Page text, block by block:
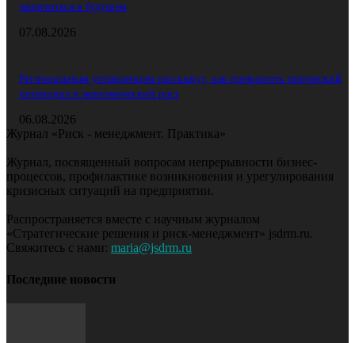
защититься в будущем
07.08.2026
Региональным управленцам расскажут, как превратить творческий
потенциал в экономический рост
06.08.2026
Журнал «Риск - менеджмент. Практика»
Журнал, посвященный вопросам непрерывности бизнес-
процессов, профилактике возникновения и урегулирования
кризисных ситуаций на предприятии.
Распространяется вместе с научным журналом
«Стратегические решения и риск-менеджмент» jsdrm.ru.
Свяжитесь с нами: maria@jsdrm.ru
Последние новости